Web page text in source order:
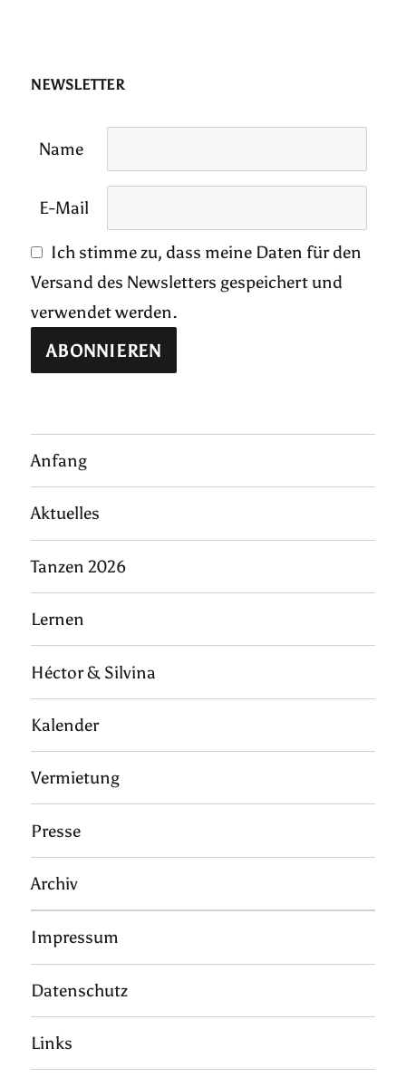
NEWSLETTER
Name
E-Mail
Ich stimme zu, dass meine Daten für den
Versand des Newsletters gespeichert und
verwendet werden.
Anfang
Aktuelles
Tanzen 2026
Lernen
Héctor & Silvina
Kalender
Vermietung
Presse
Archiv
Impressum
Datenschutz
Links